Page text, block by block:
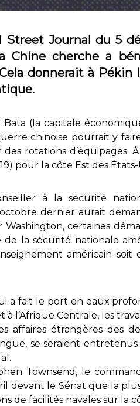
Street Journal du 5
Chine cherche a
donnerait à
(la capitale
chinoise pourrait y
rotations d’équipages.
pour la côte Est des États-
à la sécurité
dernier aurait
Washington, certaines
de la sécurité nationale
américain soit
a fait le port en eaux
à l’Afrique Centrale, les
affaires étrangères des
se seraient
Townsend, le
devant le Sénat que la
de facilités navales sur la